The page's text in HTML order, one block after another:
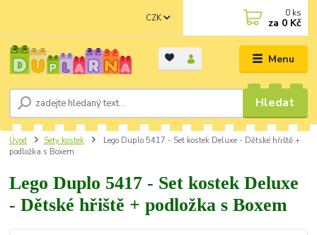
Menu
CZK
Hledat
0 ks
za 0 Kč
Úvod Sety kostek
Lego Duplo 5417 - Set kostek Deluxe - Dětské hřiště +
podložka s Boxem
Lego Duplo 5417 - Set kostek Deluxe
- Dětské hřiště + podložka s Boxem